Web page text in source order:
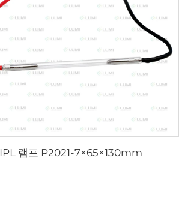
IPL 램프 P2021-7×65×130mm